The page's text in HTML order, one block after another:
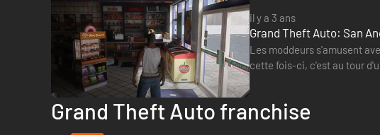
il y a 3 ans
Grand Theft Auto: San
Les moddeurs s'amusent
cette fois-ci, c'est au tour
Grand Theft Auto franchise